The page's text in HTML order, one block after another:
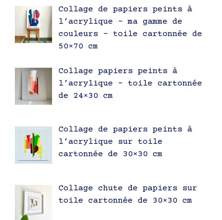
Collage de papiers peints à
l’acrylique – ma gamme de
couleurs – toile cartonnée de
50×70 cm
Collage papiers peints à
l’acrylique – toile cartonnée
de 24×30 cm
Collage de papiers peints à
l’acrylique sur toile
cartonnée de 30×30 cm
Collage chute de papiers sur
toile cartonnée de 30×30 cm